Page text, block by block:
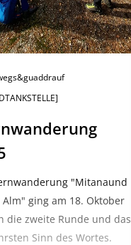
"Mitanaund
ging am 18. Oktober
die zweite Runde und das
Sinn des Wortes.